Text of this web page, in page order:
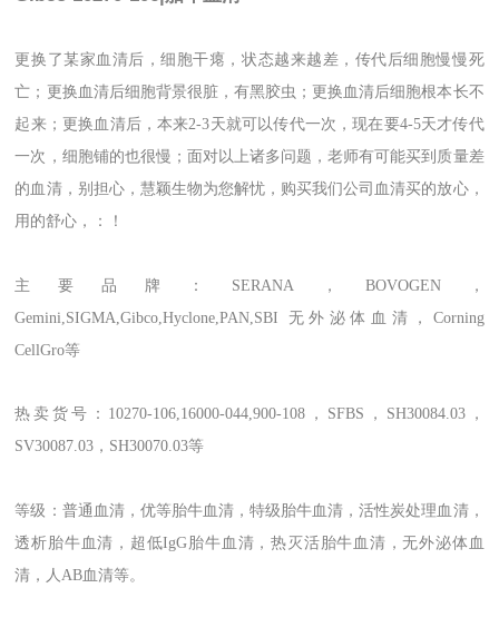
更换了某家血清后，细胞干瘪，状态越来越差，传代后细胞慢慢死
亡；更换血清后细胞背景很脏，有黑胶虫；更换血清后细胞根本长不
起来；更换血清后，本来2-3天就可以传代一次，现在要4-5天才传代
一次，细胞铺的也很慢；面对以上诸多问题，老师有可能买到质量差
的血清，别担心，慧颖生物为您解忧，购买我们公司血清买的放心，
用的舒心，：！
主要品牌：SERANA，BOVOGEN，
Gemini,SIGMA,Gibco,Hyclone,PAN,SBI 无外泌体血清， Corning
CellGro等
热卖货号：10270-106,16000-044,900-108，SFBS，SH30084.03，
SV30087.03，SH30070.03等
等级：普通血清，优等胎牛血清，特级胎牛血清，活性炭处理血清，
透析胎牛血清，超低IgG胎牛血清，热灭活胎牛血清，无外泌体血
清，人AB血清等。